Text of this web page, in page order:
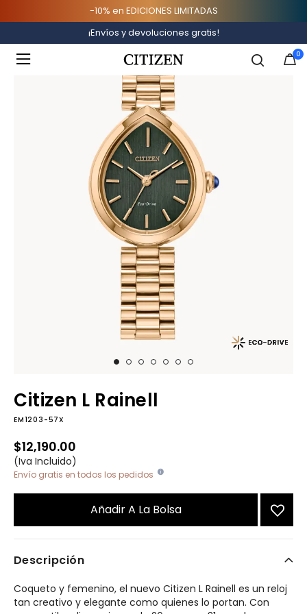
-10% en EDICIONES LIMITADAS
¡Envíos y devoluciones gratis!
0
Citizen L Rainell
EM1203-57X
$12,190.00
(Iva Incluido)
Envío gratis en todos los pedidos
Añadir A La Bolsa
Descripción
Coqueto y femenino, el nuevo Citizen L Rainell es un reloj
tan creativo y elegante como quienes lo portan. Con
Manage Wishlist